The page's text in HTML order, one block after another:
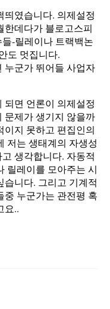
띄였습니다. 의제설정
한데다가 블로고스피
-릴레이나 트랙백논
도 멋집니다.
누군가 뛰어들 사업자
되면 언론이 의제설정
문제가 생기지 않을까
이지 못하고 편집인의
저는 생태계의 자생성
생각합니다. 자동적
릴레이를 모아주는 시
니다. 그리고 기계적
중 누군가는 관전평 혹
요..